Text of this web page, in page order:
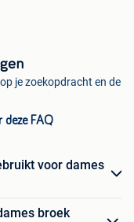
je zoekopdracht en de
deze FAQ
voor dames
broek